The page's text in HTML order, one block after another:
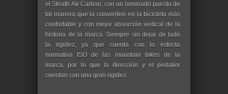
el Steath Air Carbon, con un laminado puesto de
tal manera que la convierten en la bicicleta más
confortable y con mejor absorción vertical de la
historia de la marca. Siempre sin dejar de lado
la rigidez, ya que cuenta con la estricta
normativa ISO de las mountain bikes de la
marca, por lo que la dirección y el pedalier
cuentan con una gran rigidez.